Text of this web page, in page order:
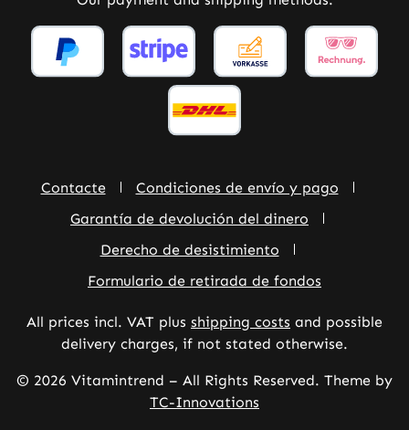
Contacte
Condiciones de envío y pago
Garantía de devolución del dinero
Derecho de desistimiento
Formulario de retirada de fondos
All prices incl. VAT plus shipping costs and possible
delivery charges, if not stated otherwise.
© 2026 Vitamintrend – All Rights Reserved. Theme by
TC-Innovations